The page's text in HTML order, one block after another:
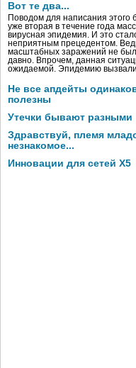
Вот те два...
Поводом для написания этого
уже вторая в течение года
вирусная эпидемия. И это
неприятным прецедентом.
масштабных заражений не
давно. Впрочем, данная
ожидаемой. Эпидемию
Не все апдейты
полезны
Утечки бывают разными
Здравствуй, племя
незнакомое...
Инновации для сетей X5